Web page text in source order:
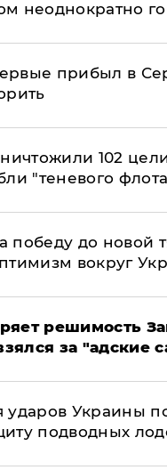
неоднократно
прибыл в
102
"теневого
победу до новой
вокруг
решимость
за "адские
ударов Украины
подводных